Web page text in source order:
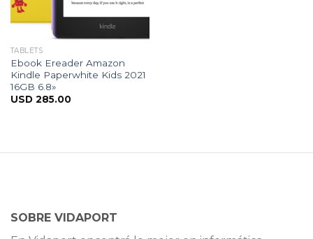
TABLETS
Ebook Ereader Amazon
Kindle Paperwhite Kids 2021
16GB 6.8»
USD 285.00
SOBRE VIDAPORT